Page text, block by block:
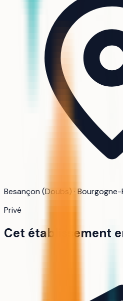
Besançon (Doubs) ·
Privé
Cet établissement